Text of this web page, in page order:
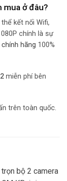
mua ở đâu?
kết nối Wifi,
chính là sự
hãng 100%
miễn phí bên
trên toàn quốc.